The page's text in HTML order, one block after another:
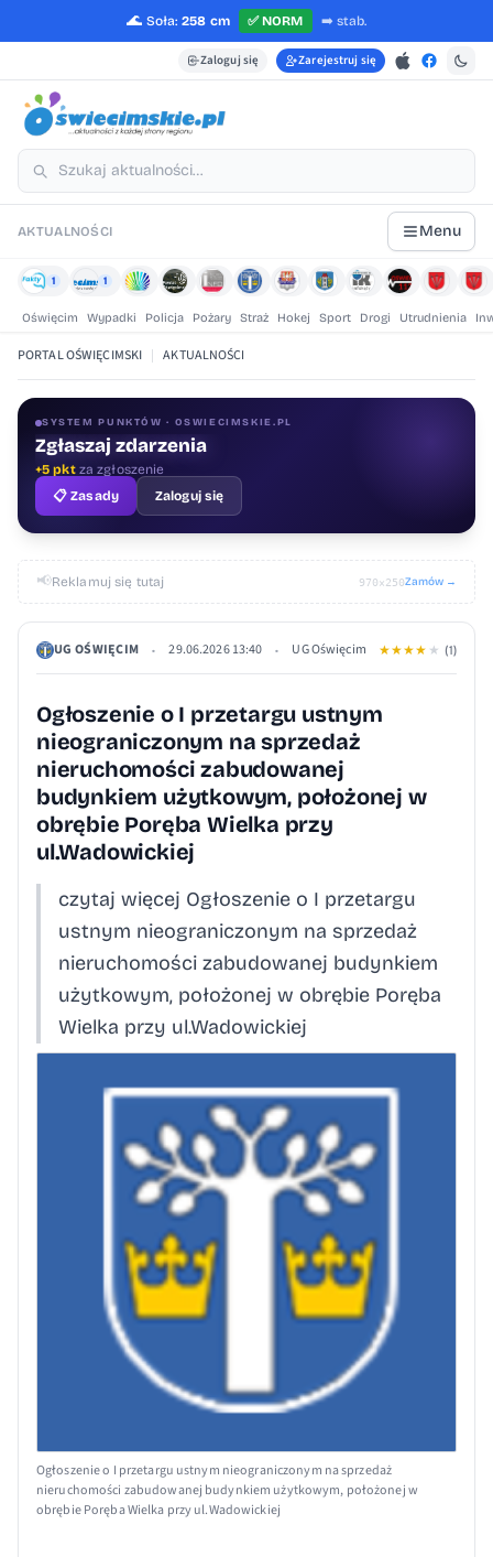
🌊 Soła: 258 cm ✅NORM ➡️ stab.
Zaloguj się Zarejestruj się
AKTUALNOŚCI Menu
1 1
Oświęcim Wypadki Policja Pożary Straż Hokej Sport Drogi Utrudnienia
PORTAL OŚWIĘCIMSKI | AKTUALNOŚCI
SYSTEM PUNKTÓW · OSWIECIMSKIE.PL
Zgłaszaj zdarzenia
+5 pktza zgłoszenie
📋 Zasady Zaloguj się
📢Reklamuj się tutaj 970×250Zamów →
UG OŚWIĘCIM • 29.06.2026 13:40 • UG Oświęcim ★★★★ ★ (1)
Ogłoszenie o I przetargu ustnym
nieograniczonym na sprzedaż
nieruchomości zabudowanej
budynkiem użytkowym, położonej w
obrębie Poręba Wielka przy
ul.Wadowickiej
czytaj więcej Ogłoszenie o I przetargu
ustnym nieograniczonym na sprzedaż
nieruchomości zabudowanej budynkiem
użytkowym, położonej w obrębie Poręba
Wielka przy ul.Wadowickiej
Ogłoszenie o I przetargu ustnym nieograniczonym na sprzedaż
nieruchomości zabudowanej budynkiem użytkowym, położonej w
obrębie Poręba Wielka przy ul.Wadowickiej